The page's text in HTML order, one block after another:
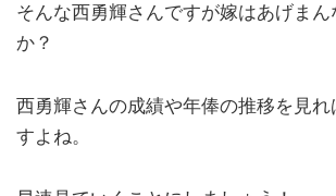
そんな西勇輝さんですが嫁はあげまん
か？
西勇輝さんの成績や年俸の推移を見
すよね。